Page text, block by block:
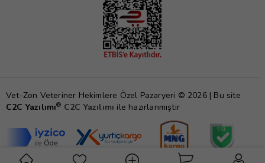
Vet-Zon Veteriner Hekimlere Özel Pazaryeri © 2026 | Bu site
C2C Yazılımı® C2C Yazılımı ile hazırlanmıştır